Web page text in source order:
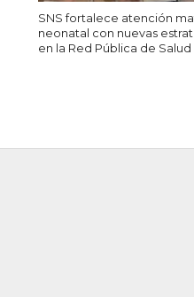
SNS fortalece atención
neonatal con nuevas
en la Red Pública de Salud